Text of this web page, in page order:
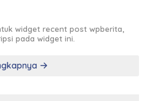
widget recent post wpberita,
pada widget ini.